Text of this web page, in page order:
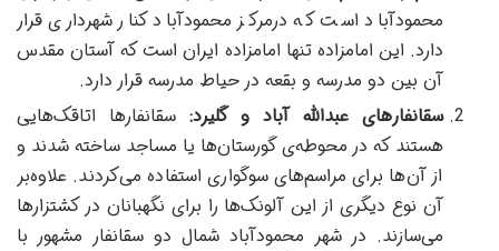
محمودآباد است که درمرکز محمودآباد کنار شهرداری قرار
دارد. این امامزاده تنها امامزاده ایران است که آستان مقدس
آن بین دو مدرسه و بقعه در حیاط مدرسه قرار دارد.
سقانفارهای عبدالله آباد و گلیرد: سقانفار‌ها اتاقک‌هایی
هستند که در محوطه‌ی گورستان‌ها یا مساجد ساخته شدند و
از آن‌ها برای مراسم‌های سوگواری استفاده می‌کردند. علاوه‌بر
آن نوع دیگری از این آلونک‌ها را برای نگهبانان در کشتزار‌ها
می‌سازند. در شهر محمودآباد شمال دو سقانفار مشهور با